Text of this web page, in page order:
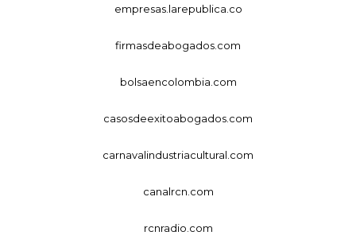
empresas.larepublica.co
firmasdeabogados.com
bolsaencolombia.com
casosdeexitoabogados.com
carnavalindustriacultural.com
canalrcn.com
rcnradio.com